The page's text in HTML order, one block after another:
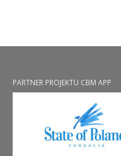
PARTNER PROJEKTU CBM APP